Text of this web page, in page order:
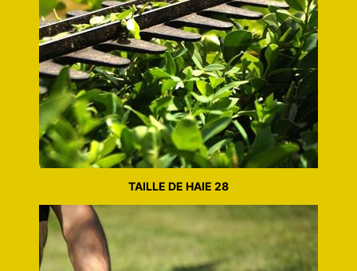
TAILLE DE HAIE 28